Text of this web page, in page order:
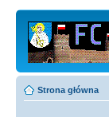
Strona główna